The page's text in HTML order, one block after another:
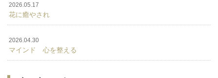
2026.05.17
花に癒やされ
2026.04.30
マインド 心を整える